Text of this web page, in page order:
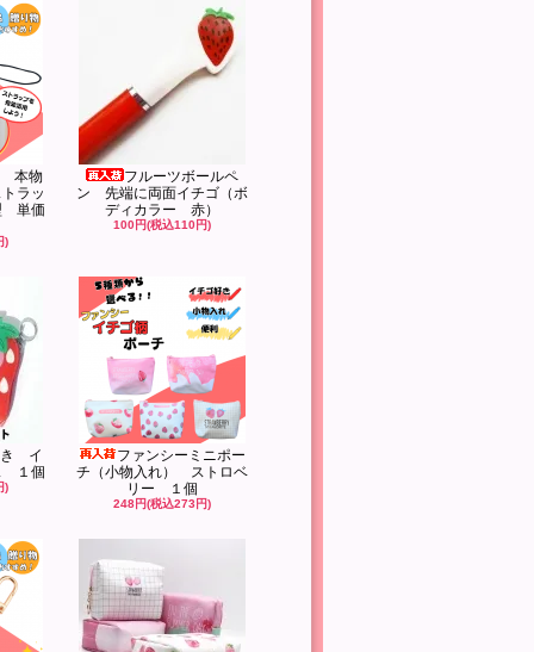
本物
ラッ
単価
)
フルーツボールペ
ン 先端に両面イチゴ（ボ
ディカラー 赤）
100円(税込110円)
き イ
１個
)
ファンシーミニポー
チ（小物入れ） ストロベ
リー １個
248円(税込273円)